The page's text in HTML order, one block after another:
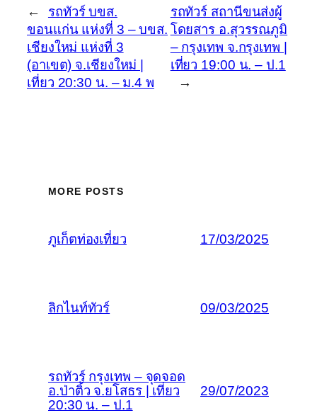
←
รถทัวร์ บขส.
ขอนแก่น แห่งที่ 3 – บขส.
เชียงใหม่ แห่งที่ 3
(อาเขต) จ.เชียงใหม่ |
เที่ยว 20:30 น. – ม.4 พ
รถทัวร์ สถานีขนส่งผู้
โดยสาร อ.สุวรรณภูมิ
– กรุงเทพ จ.กรุงเทพ |
เที่ยว 19:00 น. – ป.1
→
MORE POSTS
ภูเก็ตท่องเที่ยว 17/03/2025
ลิกไนท์ทัวร์ 09/03/2025
รถทัวร์ กรุงเทพ – จุดจอด
อ.ป่าติ้ว จ.ยโสธร | เที่ยว
20:30 น. – ป.1
29/07/2023